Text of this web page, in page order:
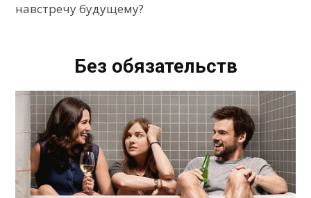
навстречу будущему?
Без обязательств